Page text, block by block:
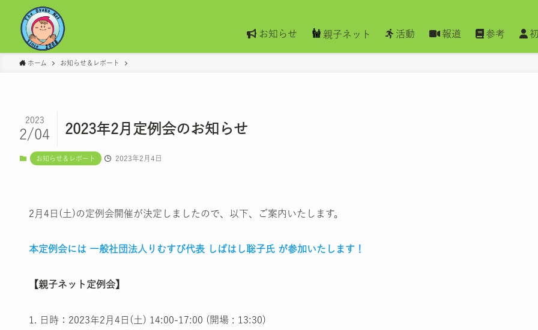
お知らせ 親子ネット 活動 報道 参考
ホーム お知らせ＆レポート
2023年2月定例会のお知らせ
2023
2/04
お知らせ＆レポート 2023年2月4日
2月4日(土)の定例会開催が決定しましたので、以下、ご案内いたします。
本定例会には 一般社団法人りむすび代表 しばはし聡子氏 が参加いたします！
【親子ネット定例会】
1. 日時：2023年2月4日(土) 14:00-17:00 (開場 : 13:30)